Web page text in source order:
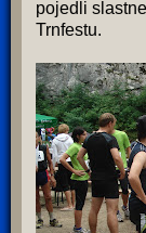
pojedli
Trnfestu.